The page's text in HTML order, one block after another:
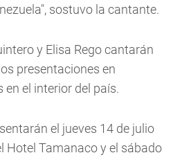
sostuvo la cantante.
y Elisa Rego cantarán
presentaciones en
el interior del país.
el jueves 14 de julio
Hotel Tamanaco y el sábado